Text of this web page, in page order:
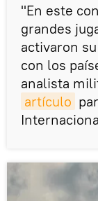
"En este
grandes
activaron
con los
analista
artículo